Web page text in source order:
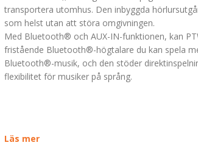
transportera utomhus. Den inbyggda
som helst utan att störa omgivningen.
Med Bluetooth® och AUX-IN-funktionen, kan
fristående Bluetooth®-högtalare du kan spela
Bluetooth®-musik, och den stöder
flexibilitet för musiker på språng.
Läs mer